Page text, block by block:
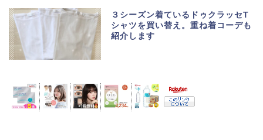
３シーズン着ているドゥクラッセT
シャツを買い替え。重ね着コーデも
紹介します